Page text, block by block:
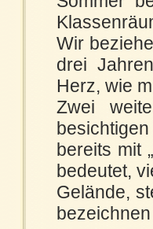
Wir
drei
Herz, wie
Zwei
bereits mit
bedeutet,
Gelände,